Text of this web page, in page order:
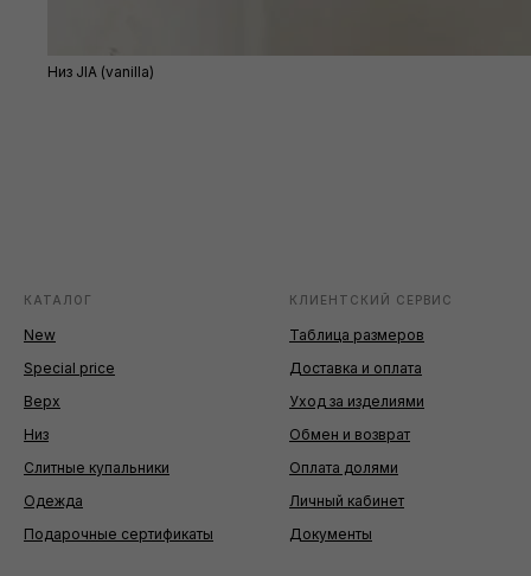
Низ JIA (vanilla)
КАТАЛОГ
New
Special price
Верх
Низ
Слитные купальники
Одежда
Подарочные сертификаты
КЛИЕНТСКИЙ СЕРВИС
Таблица размеров
Доставка и оплата
Уход за изделиями
Обмен и возврат
Оплата долями
Личный кабинет
Документы